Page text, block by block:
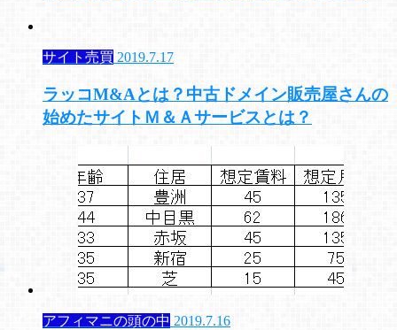
サイト売買 2019.7.17
ラッコM&Aとは？中古ドメイン販売屋さんの
始めたサイトＭ＆Ａサービスとは？
アフィマニの頭の中 2019.7.16